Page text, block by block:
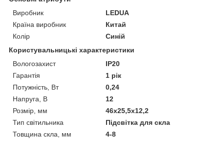
Виробник
LEDUA
Країна виробник
Китай
Колір
Синій
Користувальницькі характеристики
Вологозахист
IP20
Гарантія
1 рік
Потужність, Вт
0,24
Напруга, В
12
Розмір, мм
46х25,5х12,2
Тип світильника
Підсвітка для скла
Товщина скла, мм
4-8